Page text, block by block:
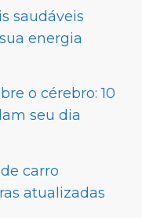
saudáveis
energia
o cérebro: 10
seu dia
carro
atualizadas